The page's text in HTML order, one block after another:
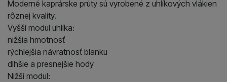
Moderné kaprárske prúty sú vyrobené z uhlíkových vlákien
rôznej kvality.
Vyšší modul uhlíka:
nižšia hmotnosť
rýchlejšia návratnosť blanku
dlhšie a presnejšie hody
Nižší modul: